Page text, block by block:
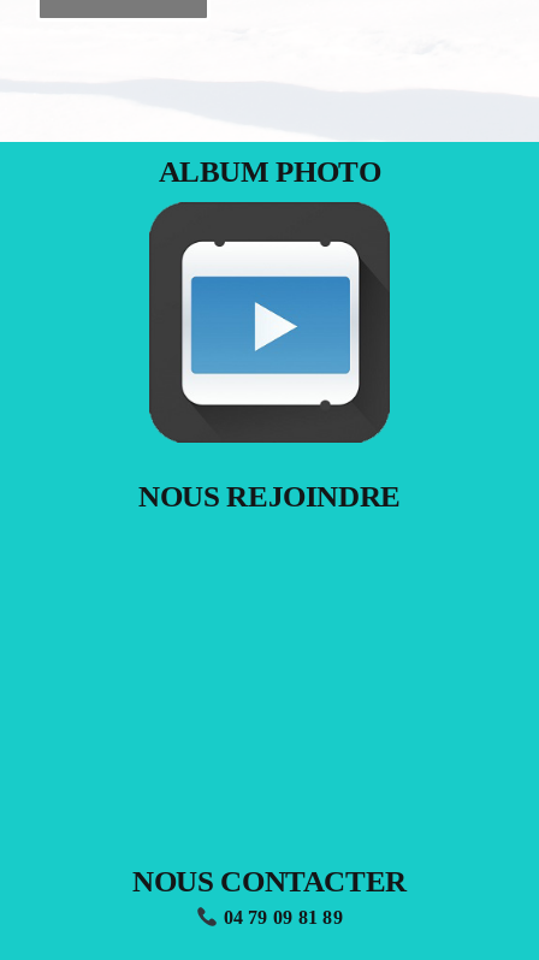
ALBUM PHOTO
NOUS REJOINDRE
NOUS CONTACTER
04 79 09 81 89